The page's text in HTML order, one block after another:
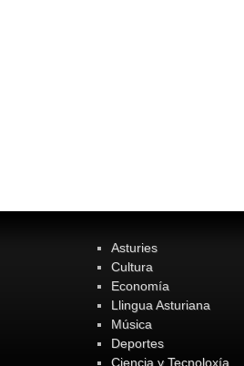
Asturies
Cultura
Economía
Llingua Asturiana
Música
Deportes
Ciencia y Tecnoloxía